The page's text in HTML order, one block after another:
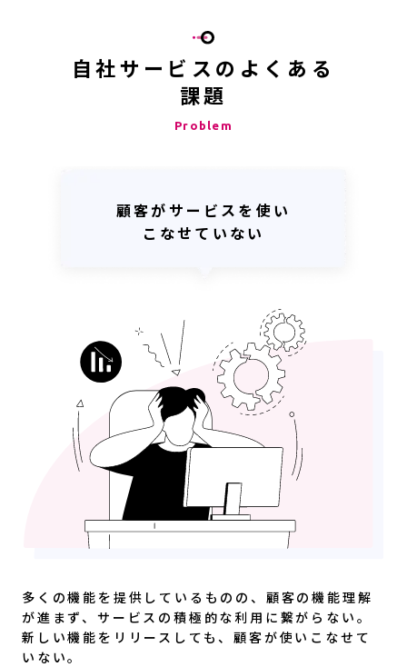
自社サービスのよくある
課題
Problem
顧客がサービスを使い
こなせていない
多くの機能を提供しているものの、顧客の機能理解
が進まず、サービスの積極的な利用に繋がらない。
新しい機能をリリースしても、顧客が使いこなせて
いない。